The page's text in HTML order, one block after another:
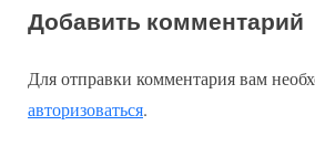
по
записям
е
ы
д
е
у
Добавить комментарий
Для отправки комментария вам
авторизоваться.